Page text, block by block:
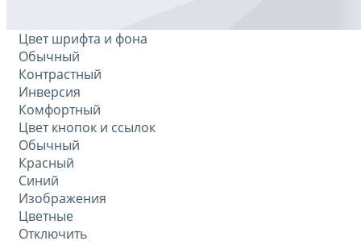
Цвет шрифта и фона
Обычный
Контрастный
Инверсия
Комфортный
Цвет кнопок и ссылок
Обычный
Красный
Синий
Изображения
Цветные
Отключить